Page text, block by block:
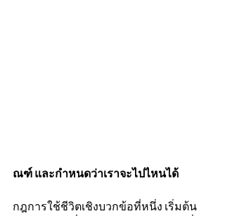
ณฑ์ และกำหนดว่าเราจะไปไหนได้
กฎการใช้ชีวิตเชิงบวกข้อที่หนึ่ง เริ่มต้น